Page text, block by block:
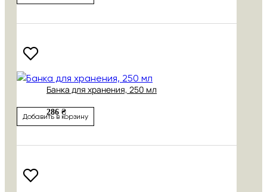
Банка для хранения, 250 мл
286 ₴
Добавить в корзину